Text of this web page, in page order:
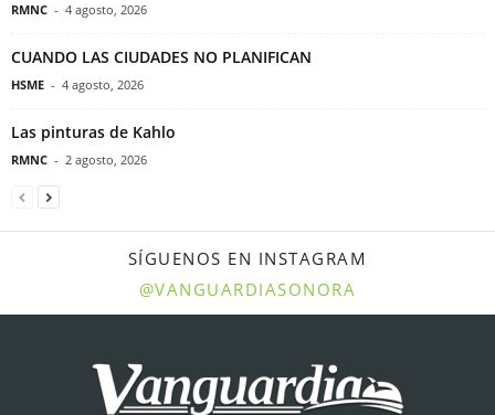
RMNC - 4 agosto, 2026
CUANDO LAS CIUDADES NO PLANIFICAN
HSME - 4 agosto, 2026
Las pinturas de Kahlo
RMNC - 2 agosto, 2026
SÍGUENOS EN INSTAGRAM
@VANGUARDIASONORA